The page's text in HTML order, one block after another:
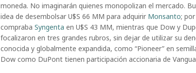
moneda. No imaginarán quienes monopolizan el mercado.
idea de desembolsar U$S 66 MM para adquirir Monsanto;
comprabaSyngenta en U$S 43 MM, mientras que Dow y
focalizaron en tres grandes rubros, sin dejar de utilizar su
conocida y globalmente expandida, como “Pioneer” en
Dow como DuPont tienen participación accionaria de